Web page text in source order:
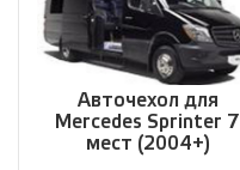
Авточехол для
Mercedes Sprinter 7
мест (2004+)